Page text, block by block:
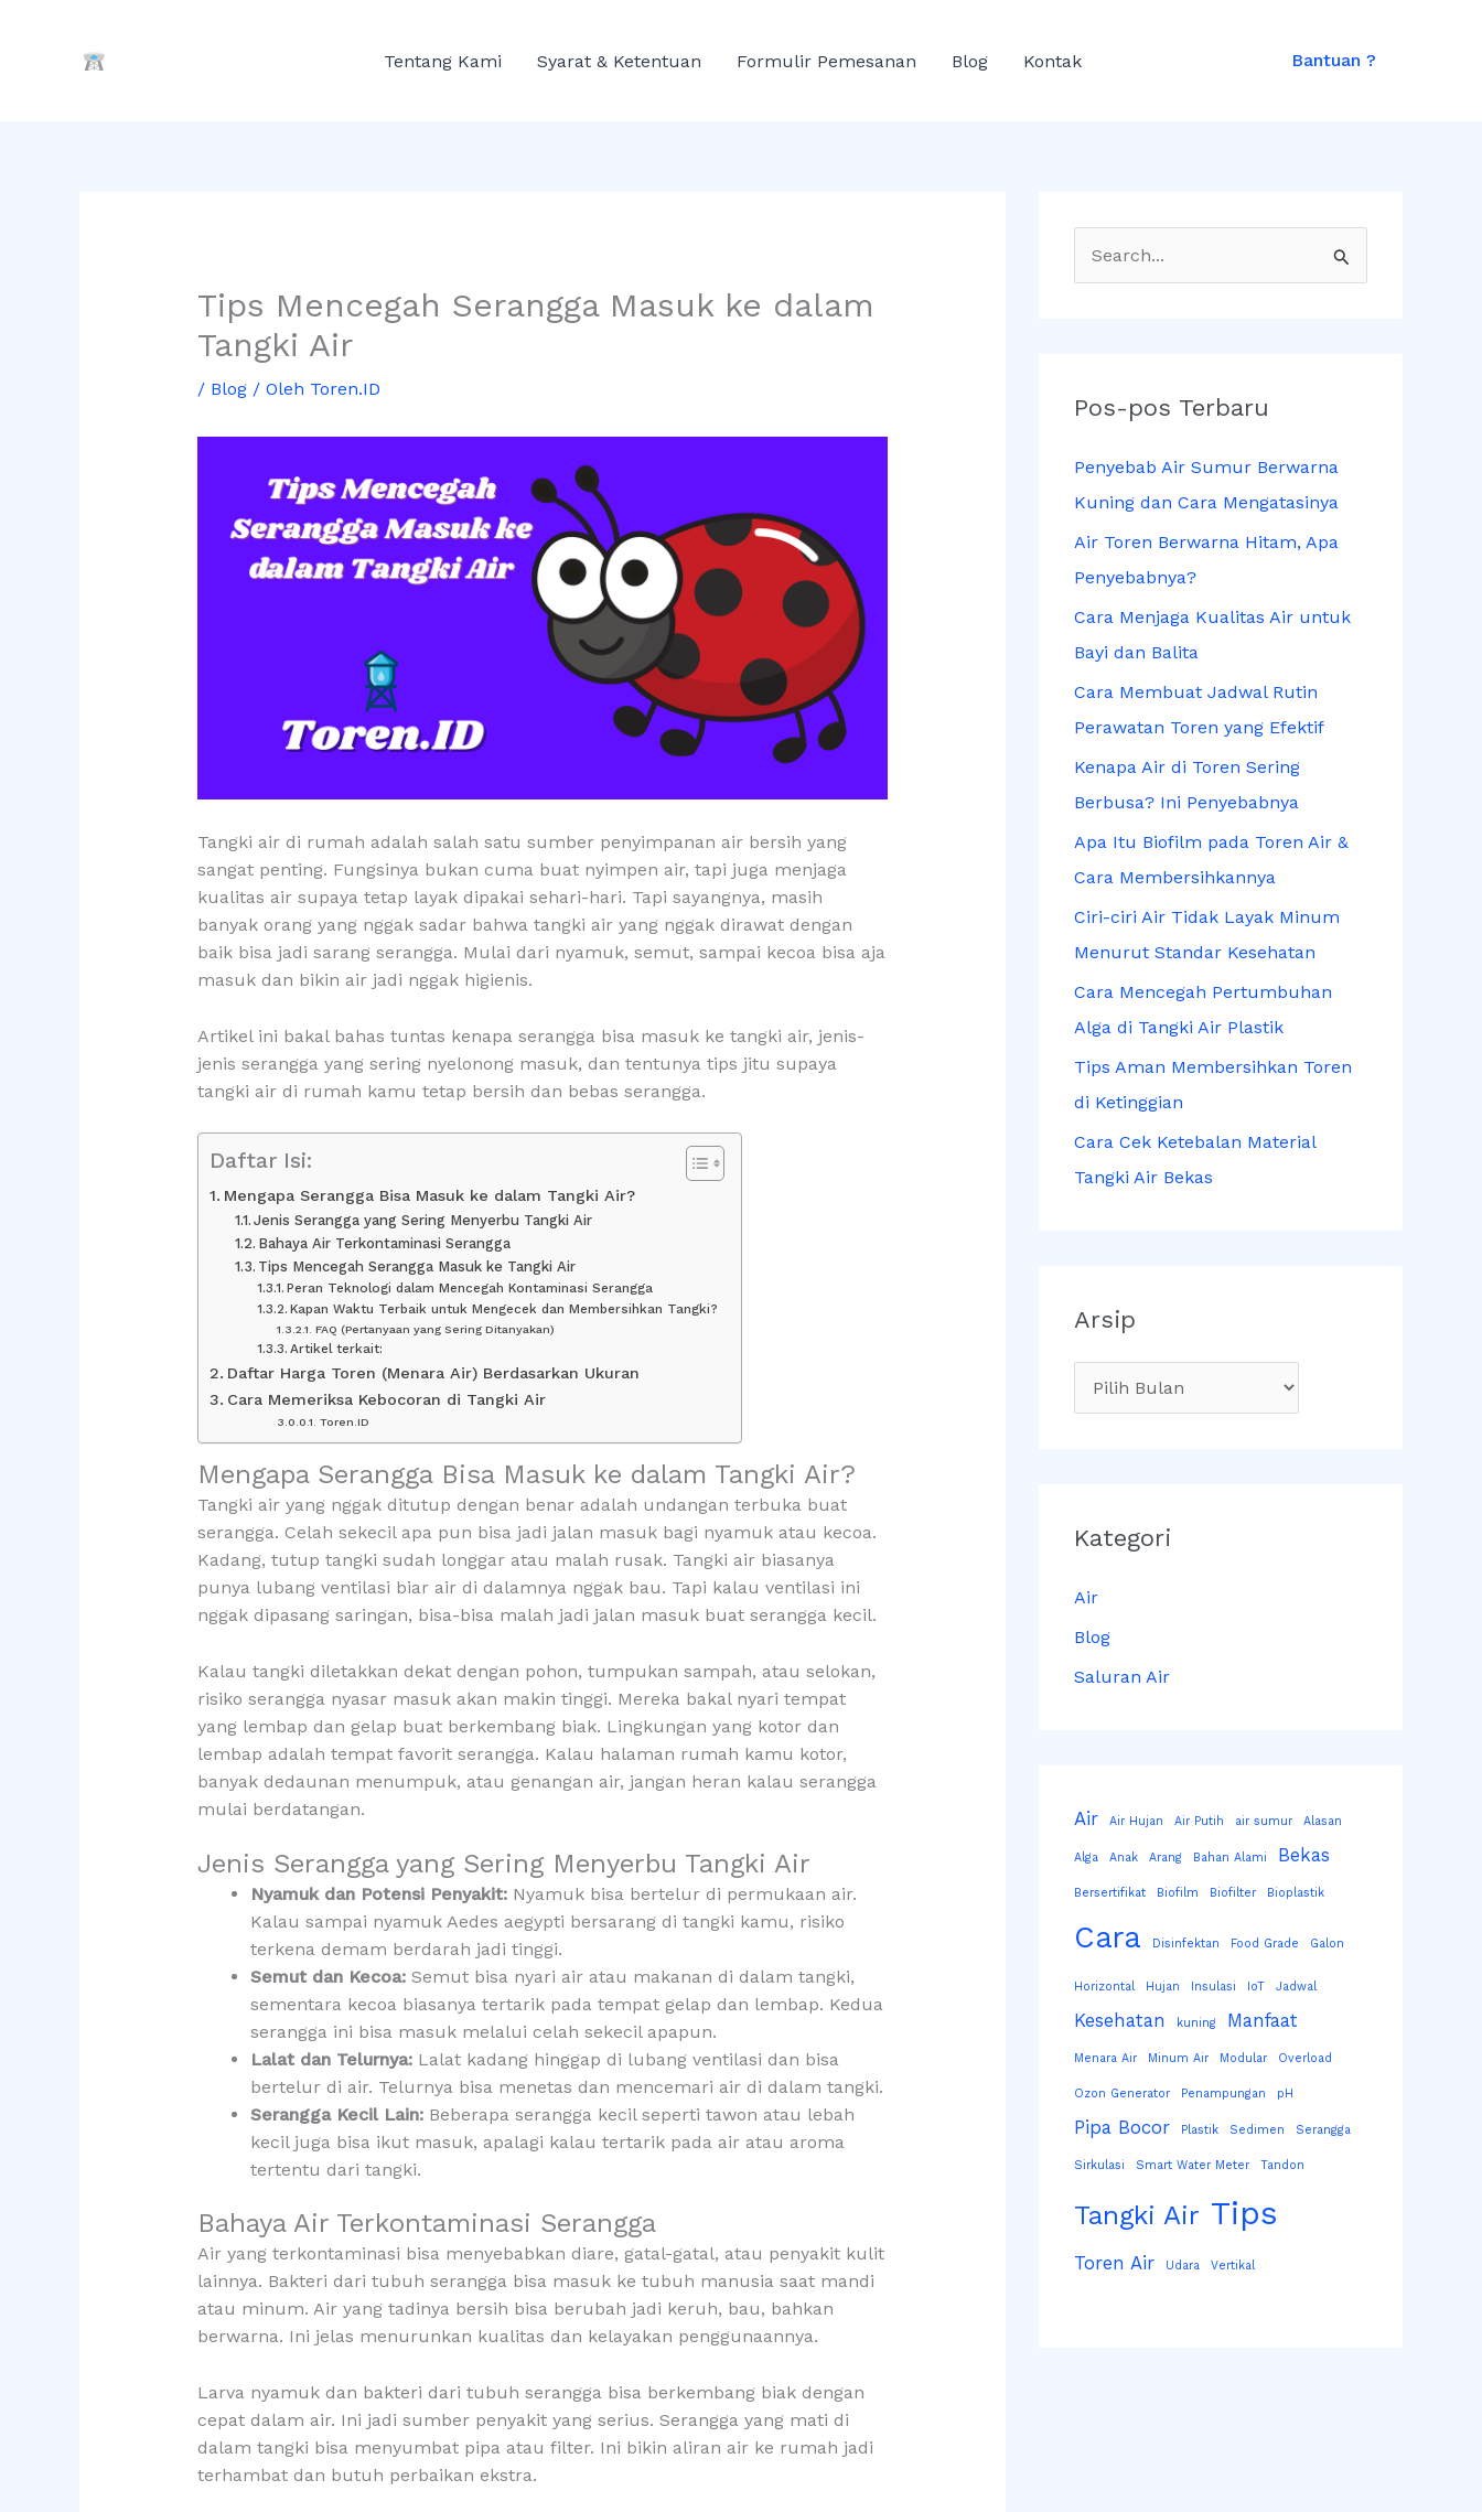
Tentang Kami Syarat & Ketentuan Formulir Pemesanan Blog Kontak Bantuan ?
Tips Mencegah Serangga Masuk ke dalam
Tangki Air
/ Blog/ Oleh Toren.ID
Tangki air di rumah adalah salah satu sumber penyimpanan air bersih yang
sangat penting. Fungsinya bukan cuma buat nyimpen air, tapi juga menjaga
kualitas air supaya tetap layak dipakai sehari-hari. Tapi sayangnya, masih
banyak orang yang nggak sadar bahwa tangki air yang nggak dirawat dengan
baik bisa jadi sarang serangga. Mulai dari nyamuk, semut, sampai kecoa bisa aja
masuk dan bikin air jadi nggak higienis.
Artikel ini bakal bahas tuntas kenapa serangga bisa masuk ke tangki air, jenis-
jenis serangga yang sering nyelonong masuk, dan tentunya tips jitu supaya
tangki air di rumah kamu tetap bersih dan bebas serangga.
Daftar Isi:
Mengapa Serangga Bisa Masuk ke dalam Tangki Air?
Jenis Serangga yang Sering Menyerbu Tangki Air
Bahaya Air Terkontaminasi Serangga
Tips Mencegah Serangga Masuk ke Tangki Air
Peran Teknologi dalam Mencegah Kontaminasi Serangga
Kapan Waktu Terbaik untuk Mengecek dan Membersihkan Tangki?
FAQ (Pertanyaan yang Sering Ditanyakan)
Artikel terkait:
Daftar Harga Toren (Menara Air) Berdasarkan Ukuran
Cara Memeriksa Kebocoran di Tangki Air
Toren.ID
Mengapa Serangga Bisa Masuk ke dalam Tangki Air?
Tangki air yang nggak ditutup dengan benar adalah undangan terbuka buat
serangga. Celah sekecil apa pun bisa jadi jalan masuk bagi nyamuk atau kecoa.
Kadang, tutup tangki sudah longgar atau malah rusak. Tangki air biasanya
punya lubang ventilasi biar air di dalamnya nggak bau. Tapi kalau ventilasi ini
nggak dipasang saringan, bisa-bisa malah jadi jalan masuk buat serangga kecil.
Kalau tangki diletakkan dekat dengan pohon, tumpukan sampah, atau selokan,
risiko serangga nyasar masuk akan makin tinggi. Mereka bakal nyari tempat
yang lembap dan gelap buat berkembang biak. Lingkungan yang kotor dan
lembap adalah tempat favorit serangga. Kalau halaman rumah kamu kotor,
banyak dedaunan menumpuk, atau genangan air, jangan heran kalau serangga
mulai berdatangan.
Jenis Serangga yang Sering Menyerbu Tangki Air
Nyamuk dan Potensi Penyakit: Nyamuk bisa bertelur di permukaan air.
Kalau sampai nyamuk Aedes aegypti bersarang di tangki kamu, risiko
terkena demam berdarah jadi tinggi.
Semut dan Kecoa: Semut bisa nyari air atau makanan di dalam tangki,
sementara kecoa biasanya tertarik pada tempat gelap dan lembap. Kedua
serangga ini bisa masuk melalui celah sekecil apapun.
Lalat dan Telurnya: Lalat kadang hinggap di lubang ventilasi dan bisa
bertelur di air. Telurnya bisa menetas dan mencemari air di dalam tangki.
Serangga Kecil Lain: Beberapa serangga kecil seperti tawon atau lebah
kecil juga bisa ikut masuk, apalagi kalau tertarik pada air atau aroma
tertentu dari tangki.
Bahaya Air Terkontaminasi Serangga
Air yang terkontaminasi bisa menyebabkan diare, gatal-gatal, atau penyakit kulit
lainnya. Bakteri dari tubuh serangga bisa masuk ke tubuh manusia saat mandi
atau minum. Air yang tadinya bersih bisa berubah jadi keruh, bau, bahkan
berwarna. Ini jelas menurunkan kualitas dan kelayakan penggunaannya.
Larva nyamuk dan bakteri dari tubuh serangga bisa berkembang biak dengan
cepat dalam air. Ini jadi sumber penyakit yang serius. Serangga yang mati di
dalam tangki bisa menyumbat pipa atau filter. Ini bikin aliran air ke rumah jadi
terhambat dan butuh perbaikan ekstra.
u
t
u
k
:
Pos-pos Terbaru
Penyebab Air Sumur Berwarna
Kuning dan Cara Mengatasinya
Air Toren Berwarna Hitam, Apa
Penyebabnya?
Cara Menjaga Kualitas Air untuk
Bayi dan Balita
Cara Membuat Jadwal Rutin
Perawatan Toren yang Efektif
Kenapa Air di Toren Sering
Berbusa? Ini Penyebabnya
Apa Itu Biofilm pada Toren Air &
Cara Membersihkannya
Ciri-ciri Air Tidak Layak Minum
Menurut Standar Kesehatan
Cara Mencegah Pertumbuhan
Alga di Tangki Air Plastik
Tips Aman Membersihkan Toren
di Ketinggian
Cara Cek Ketebalan Material
Tangki Air Bekas
Arsip
r
Kategori
Air
Blog
Saluran Air
Air Air Hujan Air Putih air sumur Alasan
Alga Anak Arang Bahan Alami Bekas
Bersertifikat Biofilm Biofilter Bioplastik
Cara Disinfektan Food Grade Galon
Horizontal Hujan Insulasi IoT Jadwal
Kesehatan kuning Manfaat
Menara Air Minum Air Modular Overload
Ozon Generator Penampungan pH
Pipa Bocor Plastik Sedimen Serangga
Sirkulasi Smart Water Meter Tandon
Tangki Air Tips
Toren Air Udara Vertikal